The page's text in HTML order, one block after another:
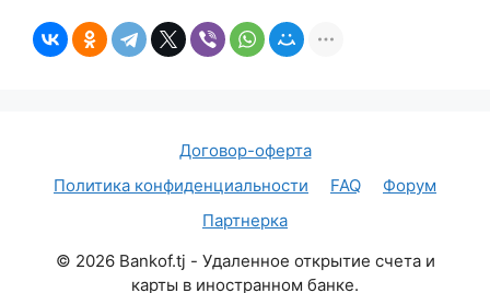
Договор-оферта
Политика конфиденциальности
FAQ
Форум
Партнерка
© 2026 Bankof.tj - Удаленное открытие счета и
карты в иностранном банке.